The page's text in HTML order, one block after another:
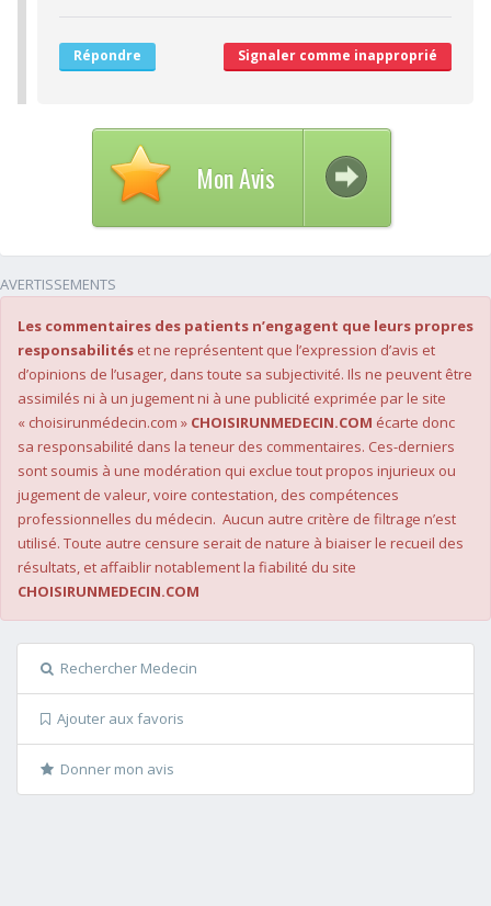
6/10 Stationnements alentours
Répondre Signaler comme inapproprié
Mon Avis
AVERTISSEMENTS
Les commentaires des patients n’engagent que leurs propres
responsabilités et ne représentent que l’expression d’avis et
d’opinions de l’usager, dans toute sa subjectivité. Ils ne peuvent être
assimilés ni à un jugement ni à une publicité exprimée par le site
« choisirunmédecin.com » CHOISIRUNMEDECIN.COM écarte donc
sa responsabilité dans la teneur des commentaires. Ces-derniers
sont soumis à une modération qui exclue tout propos injurieux ou
jugement de valeur, voire contestation, des compétences
professionnelles du médecin. Aucun autre critère de filtrage n’est
utilisé. Toute autre censure serait de nature à biaiser le recueil des
résultats, et affaiblir notablement la fiabilité du site
CHOISIRUNMEDECIN.COM
Rechercher Medecin
Ajouter aux favoris
Donner mon avis